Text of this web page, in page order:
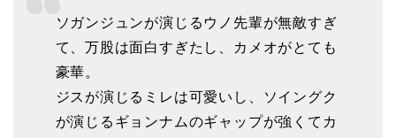
ソガンジュンが演じるウノ先輩が無敵すぎ
て、万股は面白すぎたし、カメオがとても
豪華。
ジスが演じるミレは可愛いし、ソイングク
が演じるギョンナムのギャップが強くてカ